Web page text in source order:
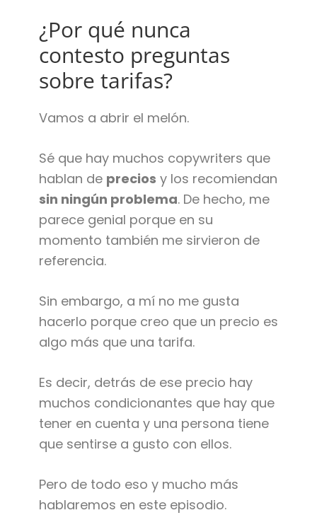
¿Por qué nunca
contesto preguntas
sobre tarifas?
Vamos a abrir el melón.
Sé que hay muchos copywriters que
hablan de precios y los recomiendan
sin ningún problema. De hecho, me
parece genial porque en su
momento también me sirvieron de
referencia.
Sin embargo, a mí no me gusta
hacerlo porque creo que un precio es
algo más que una tarifa.
Es decir, detrás de ese precio hay
muchos condicionantes que hay que
tener en cuenta y una persona tiene
que sentirse a gusto con ellos.
Pero de todo eso y mucho más
hablaremos en este episodio.